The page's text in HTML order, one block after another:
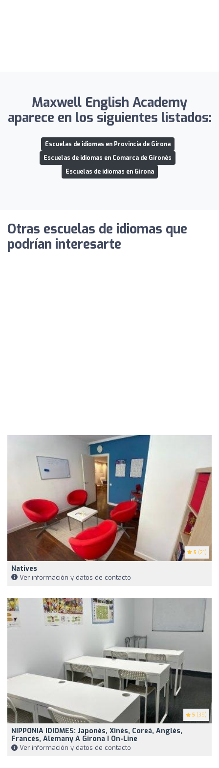
Maxwell English Academy
aparece en los siguientes listados:
Escuelas de idiomas en Provincia de Girona
Escuelas de idiomas en Comarca de Gironès
Escuelas de idiomas en Girona
Otras escuelas de idiomas que
podrían interesarte
5 (21)
Natives
Ver información y datos de contacto
5 (39)
NIPPONIA IDIOMES: Japonès, Xinès, Coreà, Anglès,
Francès, Alemany A Girona I On-Line
Ver información y datos de contacto